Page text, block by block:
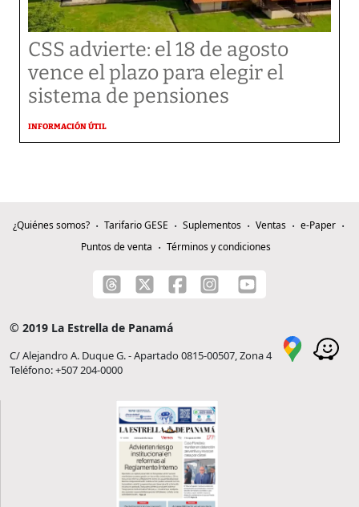
CSS advierte: el 18 de agosto
vence el plazo para elegir el
sistema de pensiones
INFORMACIÓN ÚTIL
¿Quiénes somos? Tarifario GESE Suplementos Ventas
e-Paper
Puntos de venta
Términos y condiciones
© 2019 La Estrella de Panamá
C/ Alejandro A. Duque G. - Apartado 0815-00507, Zona 4
Teléfono: +507 204-0000